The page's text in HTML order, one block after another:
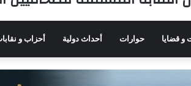
و قضايا حوارات أحداث دولية أحزاب و